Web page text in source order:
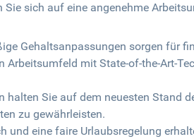
sich auf eine angenehme
Gehaltsanpassungen sorgen für
Arbeitsumfeld mit State-of-the-Art-
Sie auf dem neuesten Stand
zu gewährleisten.
und eine faire Urlaubsregelung